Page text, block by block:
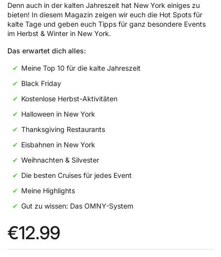
Denn auch in der kalten Jahreszeit hat New York einiges zu
bieten! In diesem Magazin zeigen wir euch die Hot Spots für
kalte Tage und geben euch Tipps für ganz besondere Events
im Herbst & Winter in New York.
Das erwartet dich alles:
Meine Top 10 für die kalte Jahreszeit
Black Friday
Kostenlose Herbst-Aktivitäten
Halloween in New York
Thanksgiving Restaurants
Eisbahnen in New York
Weihnachten & Silvester
Die besten Cruises für jedes Event
Meine Highlights
Gut zu wissen: Das OMNY-System
€12.99